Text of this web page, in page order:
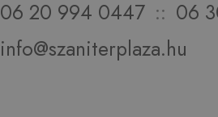
06 20 994 0447 :: 06
info@szaniterplaza.hu